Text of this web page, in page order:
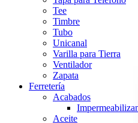
Tee
Timbre
Tubo
Unicanal
Varilla para Tierra
Ventilador
Zapata
Ferretería
Acabados
Aceite